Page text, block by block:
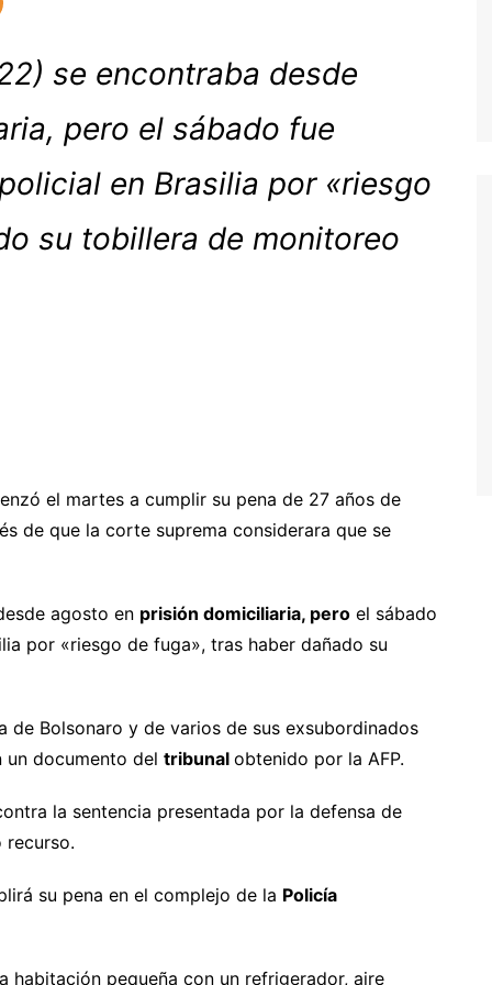
se encontraba desde
pero el sábado fue
en Brasilia por «riesgo
su tobillera de monitoreo
el martes a cumplir su pena de 27 años de
de que la corte suprema considerara que se
agosto en prisión domiciliaria, pero el sábado
por «riesgo de fuga», tras haber dañado su
Bolsonaro y de varios de sus exsubordinados
un documento del tribunal obtenido por la AFP.
la sentencia presentada por la defensa de
recurso.
su pena en el complejo de la Policía
habitación pequeña con un refrigerador, aire